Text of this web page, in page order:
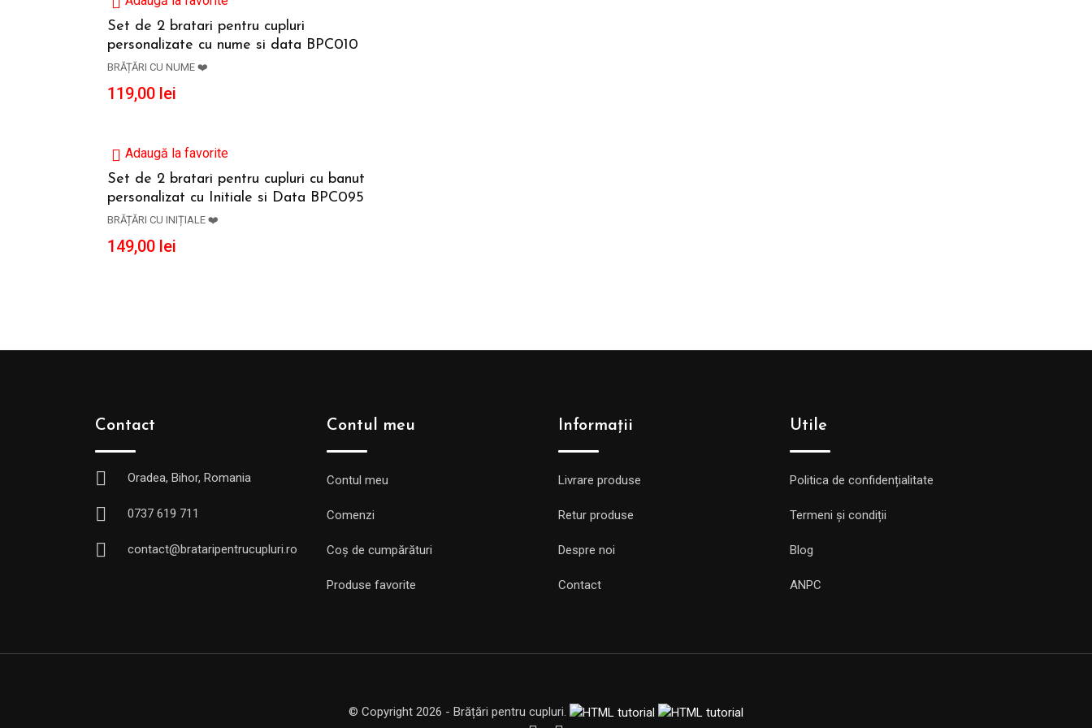
Set de 2 bratari pentru cupluri
personalizate cu nume si data BPC010
BRĂȚĂRI CU NUME ❤️
119,00 lei
Adaugă la favorite
Set de 2 bratari pentru cupluri cu banut
personalizat cu Initiale si Data BPC095
BRĂȚĂRI CU INIȚIALE ❤️
149,00 lei
Contact
Oradea, Bihor, Romania
0737 619 711
contact@brataripentrucupluri.ro
Contul meu
Contul meu
Comenzi
Coș de cumpărături
Produse favorite
Informații
Livrare produse
Retur produse
Despre noi
Contact
Utile
Politica de confidențialitate
Termeni și condiții
Blog
ANPC
© Copyright 2026 - Brățări pentru cupluri.